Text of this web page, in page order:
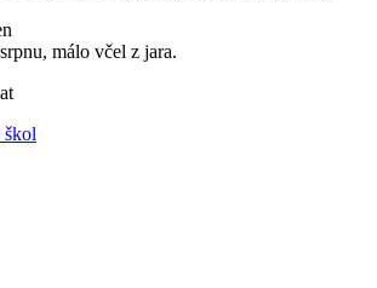
málo včel z jara.
škol